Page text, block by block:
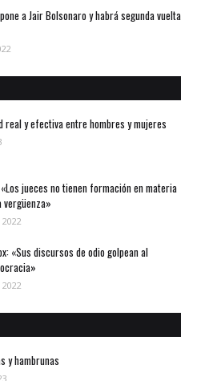
a Jair Bolsonaro y habrá segunda vuelta
real y efectiva entre hombres y mujeres
jueces no tienen formación en materia
vergüenza»
«Sus discursos de odio golpean al
y hambrunas